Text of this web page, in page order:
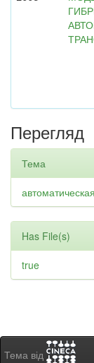
Перегляд
Тема
Has File(s)
true
Тема від